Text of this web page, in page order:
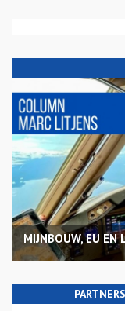
MIJNBOUW, EU EN